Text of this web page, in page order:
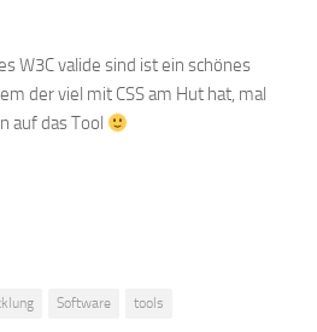
W3C valide sind ist ein schönes
der viel mit CSS am Hut hat, mal
auf das Tool
Software tools